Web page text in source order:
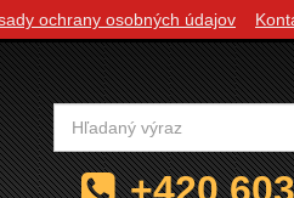
ochrany osobných údajov
Vyhľadávanie